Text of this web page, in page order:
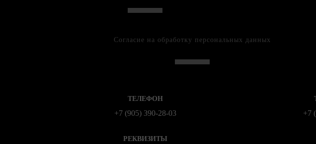
Согласие на обработку персональных данных
ТЕЛЕФОН
+7 (905) 390-28-03 +7
РЕКВИЗИТЫ